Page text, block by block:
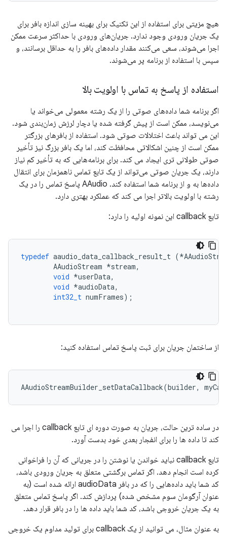
هیچ مزیتی برای استفاده از این تکنیک برای بهینه سازی اندازه بافر برای
یک جریان ورودی وجود ندارد. جریان‌های ورودی با حداکثر سرعت ممکن
اجرا می‌شوند، سعی می‌کنند مقدار داده‌های بافر را به حداقل برسانند، و
سپس با استفاده از برنامه پر می‌شوند.
استفاده از پاسخ به تماس با اولویت بالا
اگر برنامه شما داده‌های صوتی را از یک رشته معمولی می‌خواند یا
می‌نویسد، ممکن است از پیش گرفته شده یا دچار لرزش زمان‌بندی شود.
این می تواند باعث اختلالات صوتی شود. استفاده از بافرهای بزرگتر
ممکن است از چنین اشکالاتی محافظت کند، اما یک بافر بزرگ نیز تأخیر
صوتی طولانی تری ایجاد می کند. برای برنامه‌هایی که به تأخیر کم نیاز
دارند، یک جریان صوتی می‌تواند از یک تابع تماس ناهمزمان برای انتقال
داده‌ها به و از برنامه شما استفاده کند. AAudio پاسخ تماس را در یک
رشته با اولویت بالاتر اجرا می کند که عملکرد بهتری دارد.
تابع callback این نمونه اولیه را دارد:
typedef aaudio_data_callback_result_t (*
AAudioStream *stream,
void *userData,
void *audioData,
int32_t numFrames);
از ساختمان جریان برای ثبت پاسخ تماس استفاده کنید:
AAudioStreamBuilder_setDataCallback(builder,
در ساده ترین حالت، جریان به صورت دوره ای تابع callback را اجرا می
کند تا داده ها را برای انفجار بعدی خود بدست آورد.
تابع callback نباید خواندن یا نوشتن را در جریانی که آن را فراخوانی
کرده است انجام دهد. اگر تماس برگشتی متعلق به جریان ورودی باشد،
کد شما باید داده‌هایی را که در بافر audioData ارائه شده است (به
عنوان آرگومان سوم مشخص شده) پردازش کند. اگر پاسخ تماس متعلق
به یک جریان خروجی باشد، کد شما باید داده ها را در بافر قرار دهد.
به عنوان مثال، می توانید از یک callback برای تولید مداوم یک خروجی